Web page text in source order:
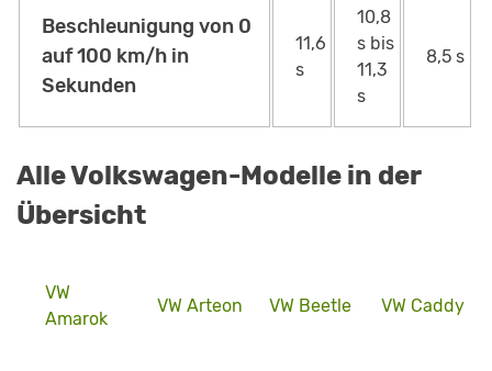
Beschleunigung von 0
auf 100 km/h in
Sekunden
11,6
s
10,8
s bis
11,3
s
8,5 s
Alle Volkswagen-Modelle in der
Übersicht
VW
Amarok
VW Arteon VW Beetle VW Caddy